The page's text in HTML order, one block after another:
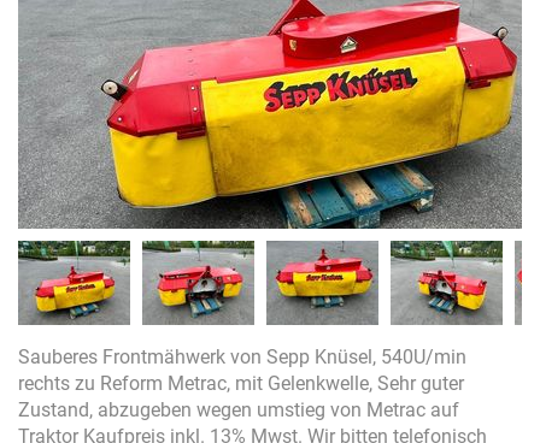
Sauberes Frontmähwerk von Sepp Knüsel, 540U/min
rechts zu Reform Metrac, mit Gelenkwelle, Sehr guter
Zustand, abzugeben wegen umstieg von Metrac auf
Traktor Kaufpreis inkl. 13% Mwst. Wir bitten telefonisch